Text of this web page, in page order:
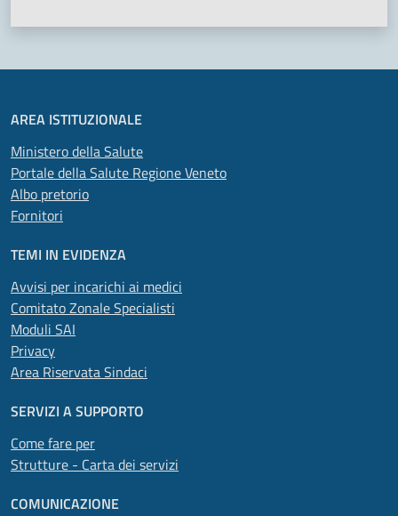
AREA ISTITUZIONALE
Ministero della Salute
Portale della Salute Regione Veneto
Albo pretorio
Fornitori
TEMI IN EVIDENZA
Avvisi per incarichi ai medici
Comitato Zonale Specialisti
Moduli SAI
Privacy
Area Riservata Sindaci
SERVIZI A SUPPORTO
Come fare per
Strutture - Carta dei servizi
COMUNICAZIONE